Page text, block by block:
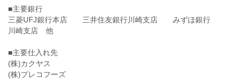
■主要銀行
三菱UFJ銀行本店 三井住友銀行川崎支店 みずほ銀行
川崎支店 他
■主要仕入れ先
(株)カクヤス
(株)プレコフーズ